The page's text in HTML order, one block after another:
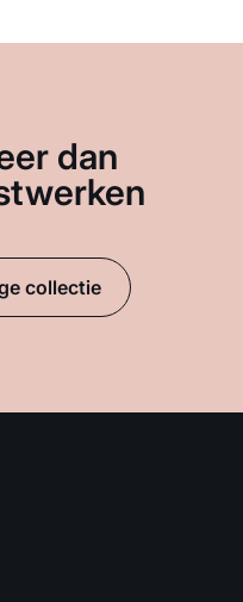
dan
collectie